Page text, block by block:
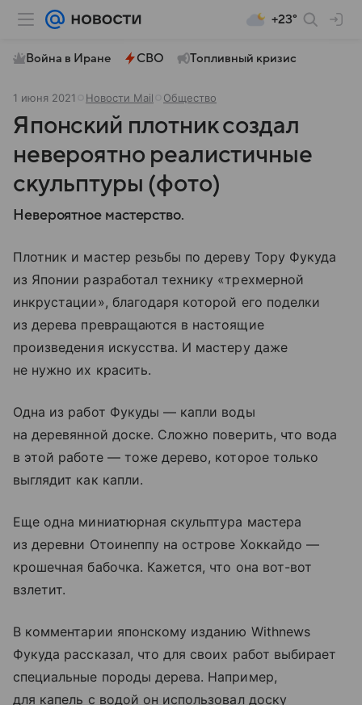
+23°
Война в Иране СВО Топливный кризис
1 июня 2021 Новости Mail Общество
Японский плотник создал
невероятно реалистичные
скульптуры (фото)
Невероятное мастерство.
Плотник и мастер резьбы по дереву Тору Фукуда
из Японии разработал технику «трехмерной
инкрустации», благодаря которой его поделки
из дерева превращаются в настоящие
произведения искусства. И мастеру даже
не нужно их красить.
Одна из работ Фукуды — капли воды
на деревянной доске. Сложно поверить, что вода
в этой работе — тоже дерево, которое только
выглядит как капли.
Еще одна миниатюрная скульптура мастера
из деревни Отоинеппу на острове Хоккайдо —
крошечная бабочка. Кажется, что она вот-вот
взлетит.
В комментарии японскому изданию Withnews
Фукуда рассказал, что для своих работ выбирает
специальные породы дерева. Например,
для капель с водой он использовал доску